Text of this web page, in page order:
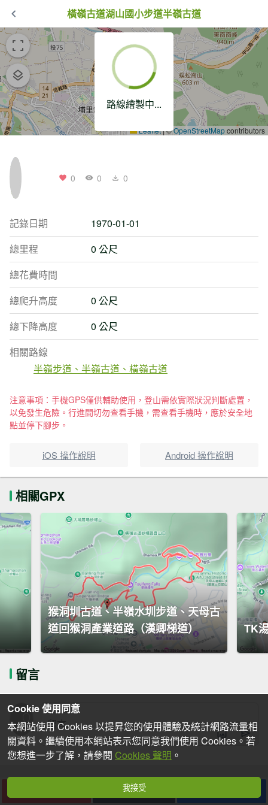
橫嶺古道湖山國小步道半嶺古道
Leaflet|©OpenStreetMapcontributors
路線繪製中...
0 0 0
記錄日期
1970-01-01
總里程
0 公尺
總花費時間
總爬升高度
0 公尺
總下降高度
0 公尺
相關路線
半嶺步道、半嶺古道、橫嶺古道
注意事項：手機GPS僅供輔助使用，登山需依實際狀況判斷處置，
以免發生危險。行進間切勿查看手機，需查看手機時，應於安全地
點並停下腳步。
iOS 操作說明 Android 操作說明
相關GPX
猴洞圳古道、半嶺水圳步道、天母古
道回猴洞產業道路（漢卿梯道）
TK
留言
下載
Cookie 使用同意
本網站使用 Cookies 以提昇您的使用體驗及統計網路流量相
關資料。繼續使用本網站表示您同意我們使用 Cookies。若
您想進一步了解，請參閱 Cookies 聲明 。
我接受